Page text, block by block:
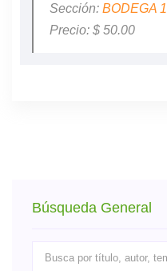
Sección: BODEGA 1
Precio: $ 50.00
Búsqueda General